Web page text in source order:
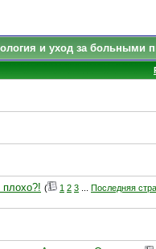
и уход за больными
( 1 2 3
Последняя